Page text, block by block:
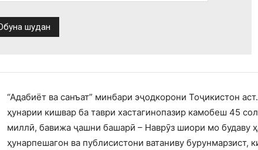
“Адабиёт ва санъат” минбари эҷодкорони Тоҷикистон
ҳунарии кишвар ба таври хастагинопазир камобеш 45
миллӣ, бавижа ҷашни башарӣ – Наврӯз шиори мо будаву
ҳунарпешагон ва публисистони ватаниву бурунмарзист,